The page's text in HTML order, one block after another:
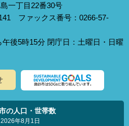
一丁目22番30号
ファックス番号：0266-57-
後5時15分 閉庁日：土曜日・日曜
の人口・世帯数
2026年8月1日